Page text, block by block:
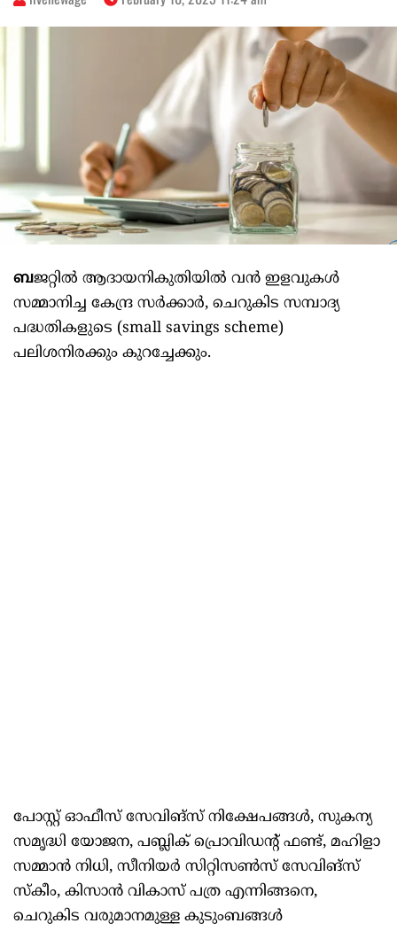
ബജറ്റിൽ ആദായനികുതിയിൽ വൻ ഇളവുകൾ
സമ്മാനിച്ച കേന്ദ്ര സർക്കാർ, ചെറുകിട സമ്പാദ്യ
പദ്ധതികളുടെ (small savings scheme)
പലിശനിരക്കും കുറച്ചേക്കും.
പോസ്റ്റ് ഓഫീസ് സേവിങ്സ് നിക്ഷേപങ്ങൾ, സുകന്യ
സമൃദ്ധി യോജന, പബ്ലിക് പ്രൊവിഡന്റ് ഫണ്ട്, മഹിളാ
സമ്മാൻ നിധി, സീനിയർ സിറ്റിസൺസ് സേവിങ്സ്
സ്കീം, കിസാൻ വികാസ് പത്ര എന്നിങ്ങനെ,
ചെറുകിട വരുമാനമുള്ള കുടുംബങ്ങൾ